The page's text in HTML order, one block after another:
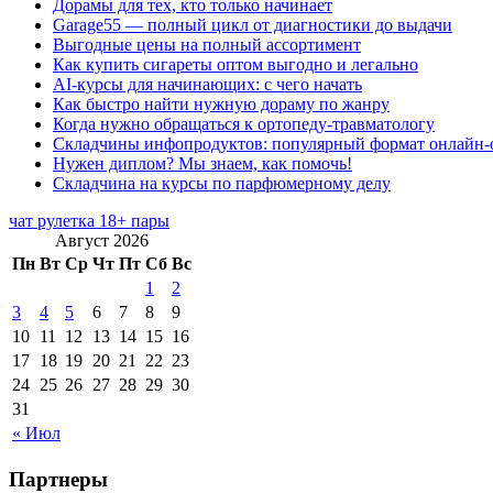
Дорамы для тех, кто только начинает
Garage55 — полный цикл от диагностики до выдачи
Выгодные цены на полный ассортимент
Как купить сигареты оптом выгодно и легально
AI-курсы для начинающих: с чего начать
Как быстро найти нужную дораму по жанру
Когда нужно обращаться к ортопеду-травматологу
Складчины инфопродуктов: популярный формат онлайн-
Нужен диплом? Мы знаем, как помочь!
Складчина на курсы по парфюмерному делу
чат рулетка 18+ пары
Август 2026
Пн Вт Ср Чт Пт Сб Вс
« Июл
1
2
3
4 5 6 7 8
9
10 11 12 13 14 15 16
17 18 19 20 21 22 23
24 25 26 27 28 29 30
31
Партнеры